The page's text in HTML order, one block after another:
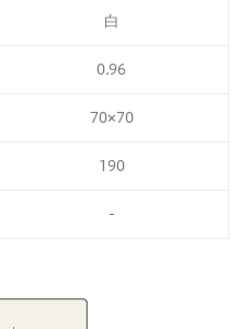
白
0.96
70×70
190
-